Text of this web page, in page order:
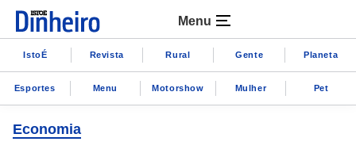
Menu
IstoÉ Revista Rural Gente Planeta
Esportes Menu Motorshow Mulher Pet
Economia